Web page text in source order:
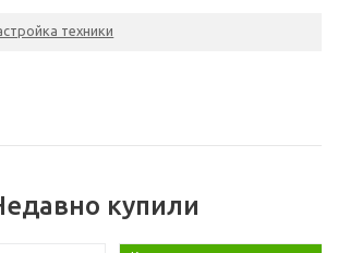
настройка техникикупили